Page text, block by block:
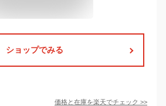
ショップでみる
価格と在庫を楽天でチェック >>